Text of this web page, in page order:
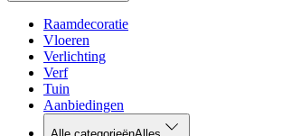
Raamdecoratie
Vloeren
Verlichting
Verf
Tuin
Aanbiedingen